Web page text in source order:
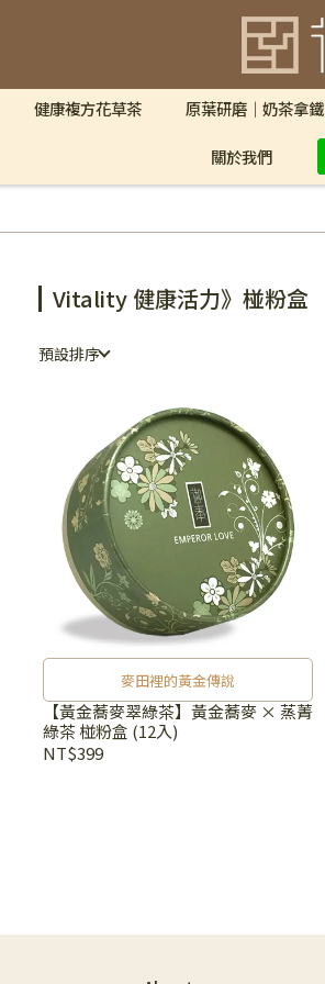
健康複方花草茶 原葉研磨｜奶茶拿鐵
關於我們
Vitality 健康活力》椪粉盒
預設排序
麥田裡的黃金傳說
【黃金蕎麥翠綠茶】黃金蕎麥 × 蒸菁
綠茶 椪粉盒 (12入)
NT$399